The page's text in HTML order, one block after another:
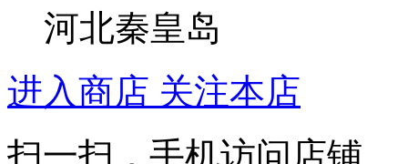
河北秦皇岛
进入商店 关注本店
扫一扫，手机访问店铺